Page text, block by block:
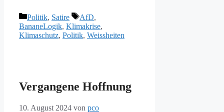
Kategorien
Politik, Satire Schlagwörter
AfD,
BananeLogik, Klimakrise,
Klimaschutz, Politik, Weissheiten
Vergangene Hoffnung
10. August 2024 von pco